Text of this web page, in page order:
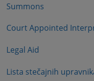
Summons
Court Appointed
Legal Aid
Lista stečajnih